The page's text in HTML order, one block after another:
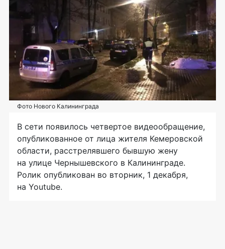
Фото Нового Калининграда
В сети появилось четвертое видеообращение,
опубликованное от лица жителя Кемеровской
области, расстрелявшего бывшую жену
на улице Чернышевского в Калининграде.
Ролик опубликован во вторник, 1 декабря,
на Youtube.